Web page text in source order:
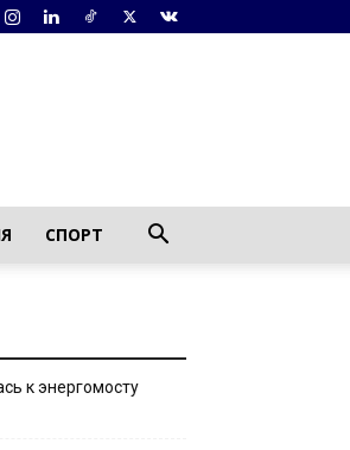
СПОРТ
к энергомосту